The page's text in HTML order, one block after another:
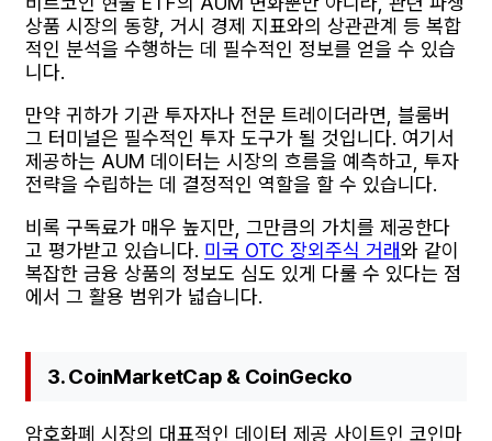
상품 시장의 동향, 거시 경제 지표와의 상관관계 등 복합
적인 분석을 수행하는 데 필수적인 정보를 얻을 수 있습
니다.
만약 귀하가 기관 투자자나 전문 트레이더라면, 블룸버
그 터미널은 필수적인 투자 도구가 될 것입니다. 여기서
제공하는 AUM 데이터는 시장의 흐름을 예측하고, 투자
전략을 수립하는 데 결정적인 역할을 할 수 있습니다.
비록 구독료가 매우 높지만, 그만큼의 가치를 제공한다
고 평가받고 있습니다. 미국 OTC 장외주식 거래와 같이
복잡한 금융 상품의 정보도 심도 있게 다룰 수 있다는 점
에서 그 활용 범위가 넓습니다.
3. CoinMarketCap & CoinGecko
암호화폐 시장의 대표적인 데이터 제공 사이트인 코인마